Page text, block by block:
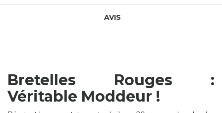
AVIS
Bretelles Rouges :
Véritable Moddeur !